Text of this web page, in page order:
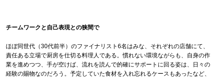
チームワークと自己表現との狭間で
ほぼ同世代（30代前半）のファイナリスト6名はみな、それぞれの店舗にて、
責任ある立場で厨房を仕切る料理人である。慣れない環境ながらも、自身の作
業を進めつつ、手が空けば、流れを読んで的確にサポートに回る姿は、日々の
経験の賜物なのだろう。予定していた食材を入れ忘れるケースもあったなど、